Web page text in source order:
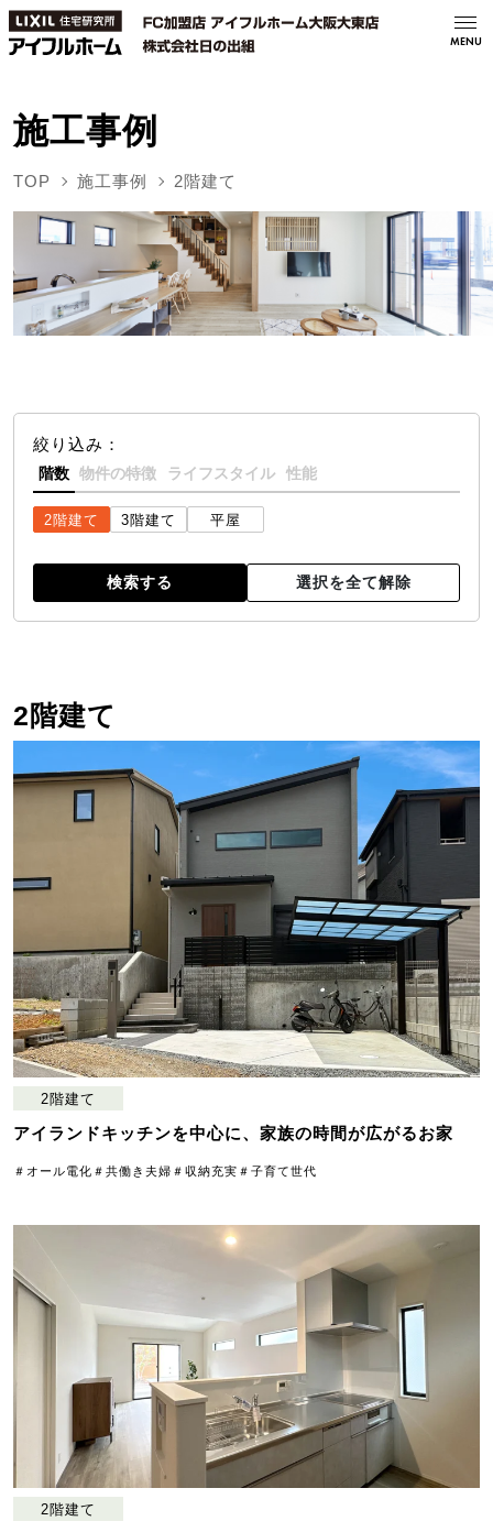
MENU
施工事例
TOP 施工事例 2階建て
絞り込み：
階数 物件の特徴 ライフスタイル 性能
2階建て 3階建て 平屋
検索する 選択を全て解除
2階建て
2階建て
アイランドキッチンを中心に、家族の時間が広がるお家
＃オール電化 ＃共働き夫婦 ＃収納充実 ＃子育て世代
2階建て